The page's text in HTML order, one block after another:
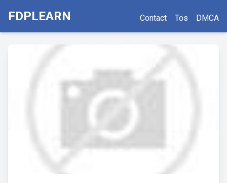
FDPLEARN Contact Tos DMCA